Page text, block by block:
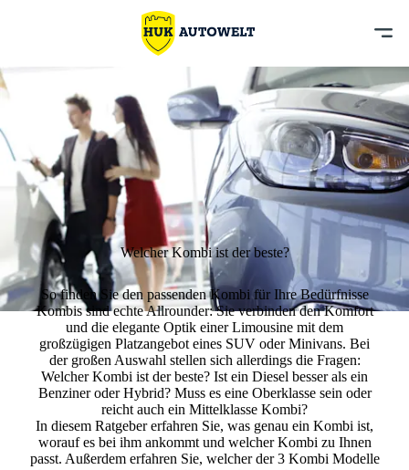
Welcher Kombi ist der beste?
So finden Sie den passenden Kombi für Ihre Bedürfnisse
Kombis sind echte Allrounder: Sie verbinden den Komfort
und die elegante Optik einer Limousine mit dem
großzügigen Platzangebot eines SUV oder Minivans. Bei
der großen Auswahl stellen sich allerdings die Fragen:
Welcher Kombi ist der beste? Ist ein Diesel besser als ein
Benziner oder Hybrid? Muss es eine Oberklasse sein oder
reicht auch ein Mittelklasse Kombi?
In diesem Ratgeber erfahren Sie, was genau ein Kombi ist,
worauf es bei ihm ankommt und welcher Kombi zu Ihnen
passt. Außerdem erfahren Sie, welcher der 3 Kombi Modelle